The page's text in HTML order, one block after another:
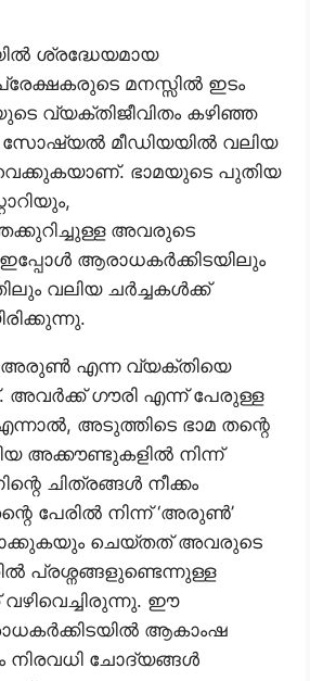
ശ്രദ്ധേയമായ
മനസ്സിൽ ഇടം
വ്യക്തിജീവിതം കഴിഞ്ഞ
സോഷ്യൽ മീഡിയയിൽ വലിയ
ഭാമയുടെ പുതിയ
അവരുടെ
ആരാധകർക്കിടയിലും
വലിയ ചർച്ചകൾക്ക്
അരുൺ എന്ന വ്യക്തിയെ
അവർക്ക് ​ഗൗരി എന്ന് പേരുള്ള
അടുത്തിടെ ഭാമ തന്റെ
അക്കൗണ്ടുകളിൽ നിന്ന്
ചിത്രങ്ങൾ നീക്കം
പേരിൽ നിന്ന് ‘അരുൺ’
ചെയ്തത് അവരുടെ
പ്രശ്നങ്ങളുണ്ടെന്നുള്ള
ഈ
ആകാംഷ
നിരവധി ചോദ്യങ്ങൾ